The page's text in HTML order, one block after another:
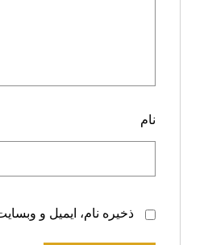
نام
ذخیره نام، ایمیل و